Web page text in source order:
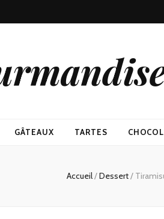
GÂTEAUX TARTES
Accueil/Dessert/